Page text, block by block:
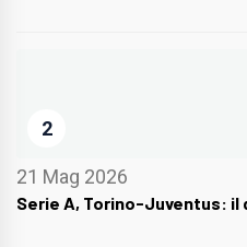
2
21 Mag 2026
Serie A, Torino-Juventus: il